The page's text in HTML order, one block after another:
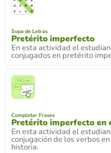
Sopa de Letras
Pretérito imperfecto
En esta actividad el
conjugados en pretérito
Completar Frases
Pretérito imperfecto en
En esta actividad el
conjugación de los verbos
historia.